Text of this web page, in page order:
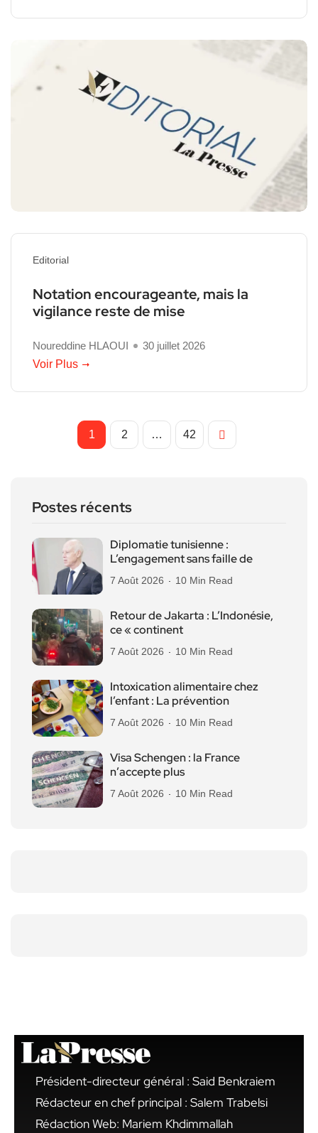
Editorial
Notation encourageante, mais la
vigilance reste de mise
Noureddine HLAOUI
30 juillet 2026
Voir Plus
1 2 … 42
Postes récents
Diplomatie tunisienne :
L’engagement sans faille de
7 Août 2026 10 Min Read
Retour de Jakarta : L’Indonésie,
ce « continent
7 Août 2026 10 Min Read
Intoxication alimentaire chez
l’enfant : La prévention
7 Août 2026 10 Min Read
Visa Schengen : la France
n’accepte plus
7 Août 2026 10 Min Read
Président-directeur général : Said Benkraiem
Rédacteur en chef principal : Salem Trabelsi
Rédaction Web: Mariem Khdimmallah